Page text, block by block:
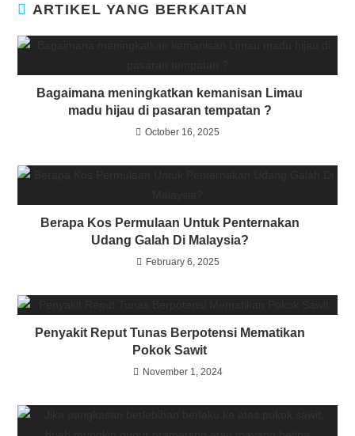
ARTIKEL YANG BERKAITAN
Bagaimana meningkatkan kemanisan Limau
madu hijau di pasaran tempatan ?
October 16, 2025
Berapa Kos Permulaan Untuk Penternakan
Udang Galah Di Malaysia?
February 6, 2025
Penyakit Reput Tunas Berpotensi Mematikan
Pokok Sawit
November 1, 2024